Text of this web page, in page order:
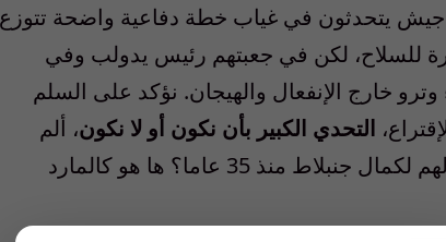
يتحدثون في غياب خطة دفاعية واضحة تتوزع
للسلاح، لكن في جعبتهم رئيس يدولب وفي
خارج الإنفعال والهيجان. نؤكد على السلم
التحدي الكبير بأن نكون أو لا نكون، ألم
يحاولوا إلغاء الحزب والقرار الوطني اللبناني بإغتيالهم لكمال جنبلاط منذ 35 عاما؟ ها هو كالمارد